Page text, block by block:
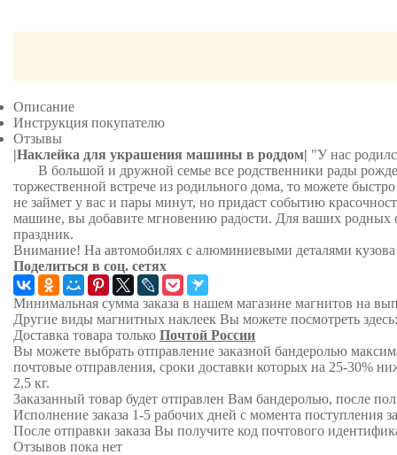
Описание
Инструкция покупателю
Отзывы
|Наклейка для украшения машины в роддом| "У нас
В большой и дружной семье все родственники рады
торжественной встрече из родильного дома, то можете
не займет у вас и пары минут, но придаст событию
машине, вы добавите мгновению радости. Для ваших родных
праздник.
Внимание! На автомобилях с алюминиевыми деталями
Поделиться в соц. сетях
Минимальная сумма заказа в нашем магазине магнитов на
Другие виды магнитных наклеек Вы можете посмотреть
Доставка товара только Почтой России
Вы можете выбрать отправление заказной бандеролью
почтовые отправления, сроки доставки которых на 25-30%
2,5 кг.
Заказанный товар будет отправлен Вам бандеролью, после
Исполнение заказа 1-5 рабочих дней с момента поступления
После отправки заказа Вы получите код почтового
Отзывов пока нет